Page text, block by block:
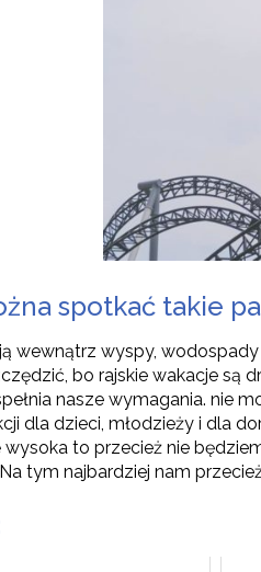
spotkać takie
wewnątrz wyspy,
bo rajskie wakacje są
nasze wymagania. nie
dla dzieci, młodzieży i dla
to przecież nie
tym najbardziej nam